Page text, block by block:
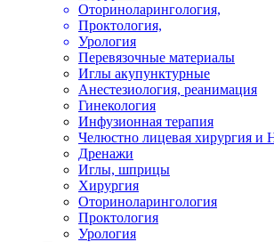
Оториноларингология,
Проктология,
Урология
Перевязочные материалы
Иглы акупунктурные
Анестезиология, реанимация
Гинекология
Инфузионная терапия
Челюстно лицевая хирургия и
Дренажи
Иглы, шприцы
Хирургия
Оториноларингология
Проктология
Урология